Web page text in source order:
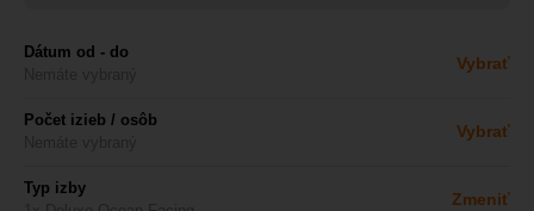
Dátum od - do
Vybrať
Počet izieb / osôb
Vybrať
Typ izby
Zmeniť